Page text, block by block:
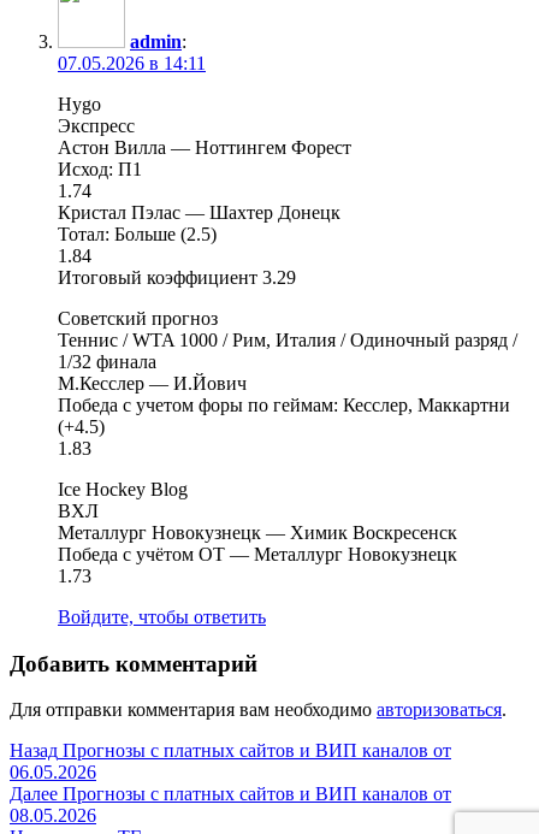
admin:
07.05.2026 в 14:11
Hygo
Экспресс
Астон Вилла — Ноттингем Форест
Исход: П1
1.74
Кристал Пэлас — Шахтер Донецк
Тотал: Больше (2.5)
1.84
Итоговый коэффициент 3.29
Советский прогноз
Теннис / WTA 1000 / Рим, Италия / Одиночный разряд /
1/32 финала
М.Кесслер — И.Йович
Победа с учетом форы по геймам: Кесслер, Маккартни
(+4.5)
1.83
Ice Hockey Blog
ВХЛ
Металлург Новокузнецк — Химик Воскресенск
Победа с учётом ОТ — Металлург Новокузнецк
1.73
Войдите, чтобы ответить
Добавить комментарий
Для отправки комментария вам необходимо авторизоваться.
Навигация
по
записям
Назад Предыдущая
запись:
Прогнозы с платных сайтов и ВИП каналов от
06.05.2026
Далее Следующая
запись:
Прогнозы с платных сайтов и ВИП каналов от
08.05.2026